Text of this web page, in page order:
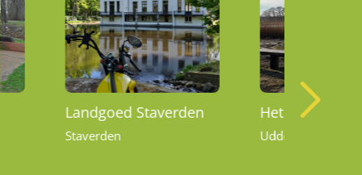
Landgoed Staverden
Staverden
Het
Uddel